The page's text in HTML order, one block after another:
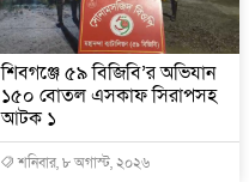
শিবগঞ্জে ৫৯ বিজিবি’র অভিযান
১৫০ বোতল এসকাফ সিরাপসহ
আটক ১
শনিবার, ৮ অগাস্ট, ২০২৬